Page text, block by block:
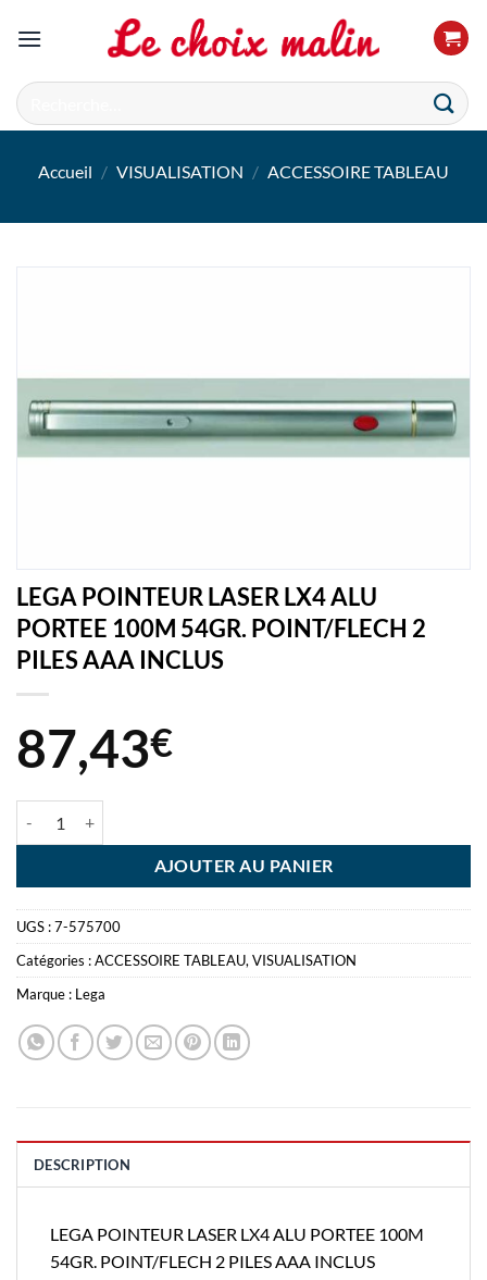
Recherche
pour :
Accueil / VISUALISATION / ACCESSOIRE TABLEAU
LEGA POINTEUR LASER LX4 ALU
PORTEE 100M 54GR. POINT/FLECH 2
PILES AAA INCLUS
87,43€
AJOUTER AU PANIER
UGS :7-575700
Catégories :ACCESSOIRE TABLEAU,VISUALISATION
Marque : Lega
DESCRIPTION
LEGA POINTEUR LASER LX4 ALU PORTEE 100M
54GR. POINT/FLECH 2 PILES AAA INCLUS